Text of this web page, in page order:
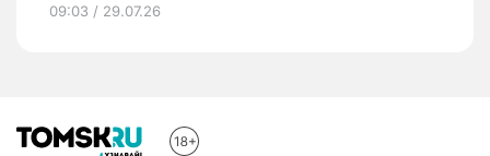
09:03 / 29.07.26